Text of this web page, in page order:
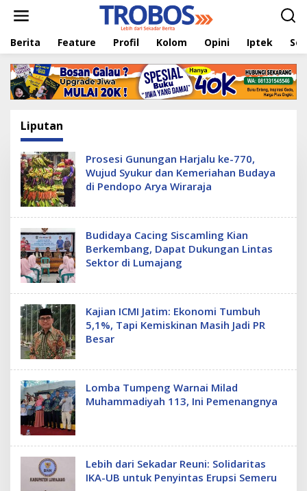
t
Berita Feature Profil Kolom Opini Iptek
Liputan
Prosesi Gunungan Harjalu ke-770,
Wujud Syukur dan Kemeriahan Budaya
di Pendopo Arya Wiraraja
Budidaya Cacing Siscamling Kian
Berkembang, Dapat Dukungan Lintas
Sektor di Lumajang
Kajian ICMI Jatim: Ekonomi Tumbuh
5,1%, Tapi Kemiskinan Masih Jadi PR
Besar
Lomba Tumpeng Warnai Milad
Muhammadiyah 113, Ini Pemenangnya
Lebih dari Sekadar Reuni: Solidaritas
IKA-UB untuk Penyintas Erupsi Semeru